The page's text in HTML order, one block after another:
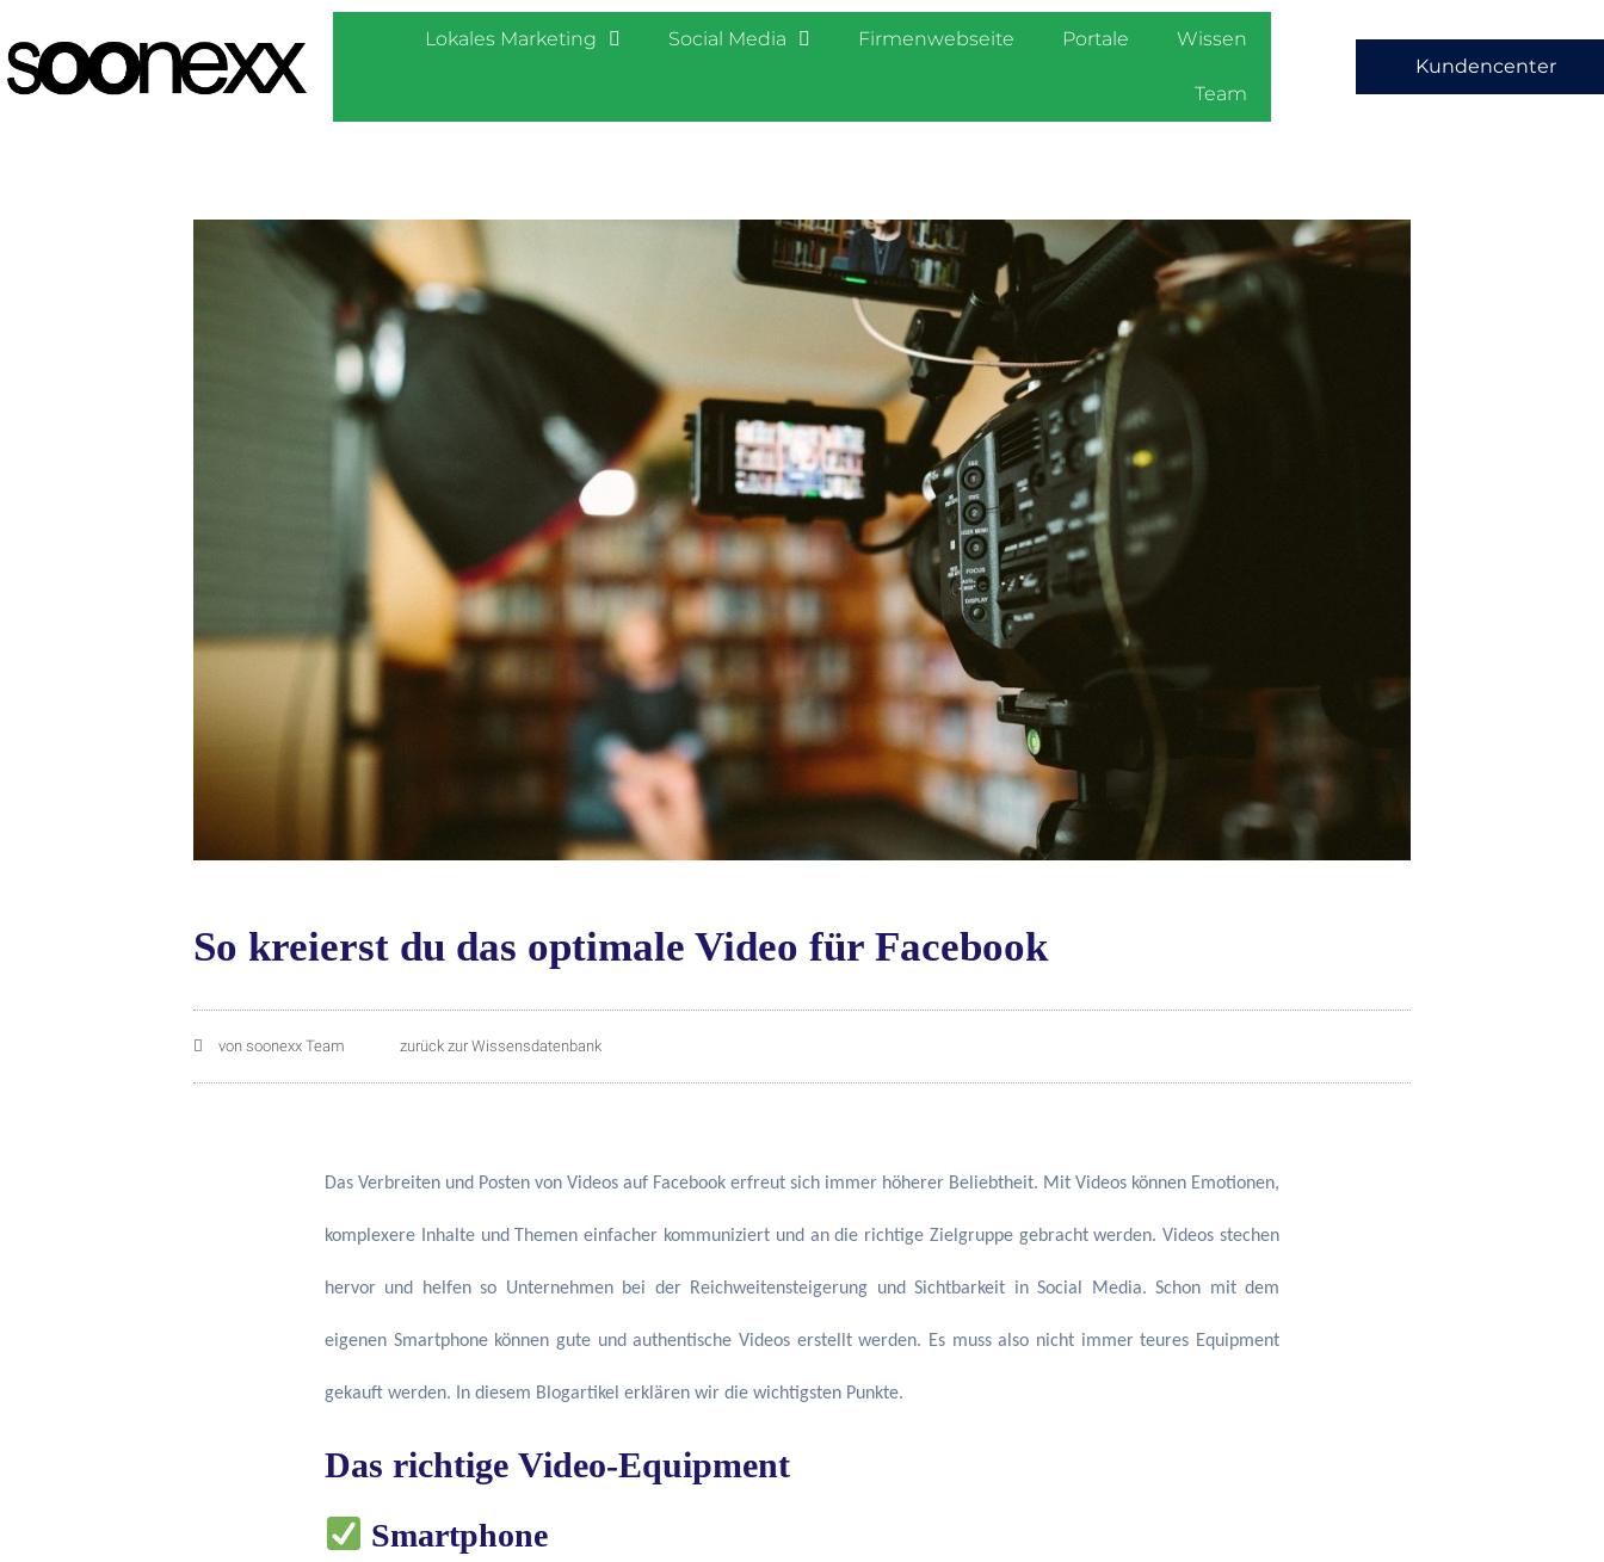
Lokales Marketing Social Media Firmenwebseite Portale Wissen
Team
Kundencenter
So kreierst du das optimale Video für Facebook
von soonexx Team zurück zur Wissensdatenbank
Das Verbreiten und Posten von Videos auf Facebook erfreut sich immer höherer Beliebtheit. Mit Videos können Emotionen,
komplexere Inhalte und Themen einfacher kommuniziert und an die richtige Zielgruppe gebracht werden. Videos stechen
hervor und helfen so Unternehmen bei der Reichweitensteigerung und Sichtbarkeit in Social Media. Schon mit dem
eigenen Smartphone können gute und authentische Videos erstellt werden. Es muss also nicht immer teures Equipment
gekauft werden. In diesem Blogartikel erklären wir die wichtigsten Punkte.
Das richtige Video-Equipment
Smartphone